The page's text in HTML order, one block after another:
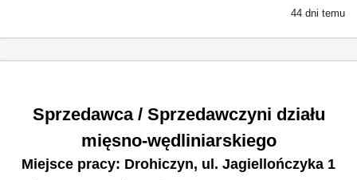
44 dni temu
Sprzedawca / Sprzedawczyni działu
mięsno-wędliniarskiego
Miejsce pracy: Drohiczyn, ul. Jagiellończyka 1